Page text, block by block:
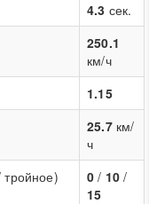
4.3 сек.
250.1
км/ч
1.15
25.7км/
ч
0 / 10 /
15